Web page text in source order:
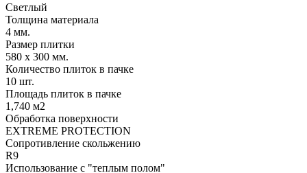
Светлый
Толщина материала
4 мм.
Размер плитки
580 х 300 мм.
Количество плиток в пачке
10 шт.
Площадь плиток в пачке
1,740 м2
Обработка поверхности
EXTREME PROTECTION
Сопротивление скольжению
R9
Использование с "теплым полом"